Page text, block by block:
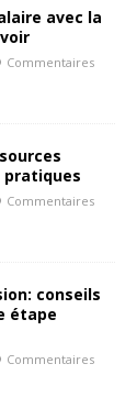
avec la
Commentaires
pratiques
Commentaires
conseils
étape
Commentaires